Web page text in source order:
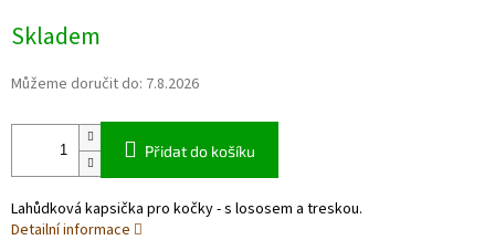
cena:
Skladem
Můžeme doručit do: 7.8.2026
Přidat do košíku
Lahůdková kapsička pro kočky - s lososem a treskou.
Detailní informace